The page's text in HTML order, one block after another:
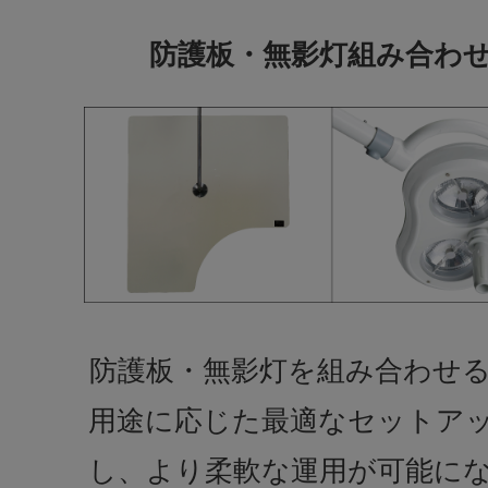
防護板・無影灯組み合わ
防護板・無影灯を組み合わせ
用途に応じた最適なセットア
し、より柔軟な運用が可能に